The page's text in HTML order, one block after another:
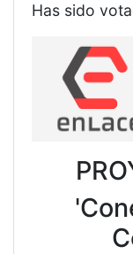
Has sido